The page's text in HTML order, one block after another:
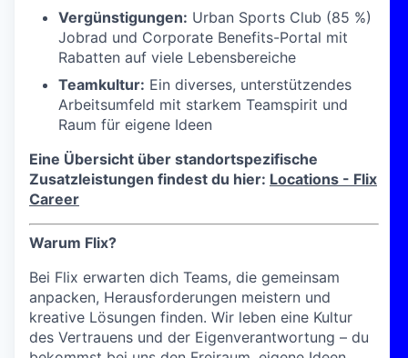
Vergünstigungen: Urban Sports Club (85 %)
Jobrad und Corporate Benefits-Portal mit
Rabatten auf viele Lebensbereiche
Teamkultur: Ein diverses, unterstützendes
Arbeitsumfeld mit starkem Teamspirit und
Raum für eigene Ideen
Eine Übersicht über standortspezifische
Zusatzleistungen findest du hier: Locations - Flix
Career
Warum Flix?
Bei Flix erwarten dich Teams, die gemeinsam
anpacken, Herausforderungen meistern und
kreative Lösungen finden. Wir leben eine Kultur
des Vertrauens und der Eigenverantwortung – du